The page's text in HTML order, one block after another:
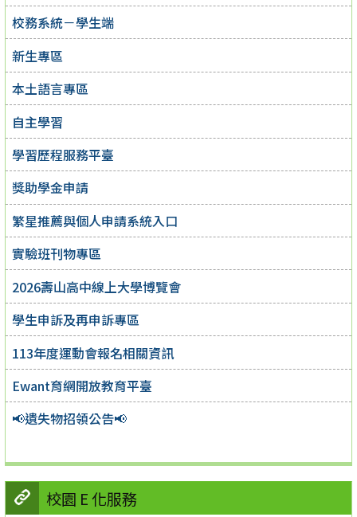
校務系統－學生端
新生專區
本土語言專區
自主學習
學習歷程服務平臺
獎助學金申請
繁星推薦與個人申請系統入口
實驗班刊物專區
2026壽山高中線上大學博覽會
學生申訴及再申訴專區
113年度運動會報名相關資訊
Ewant育網開放教育平臺
📢遺失物招領公告📢
校園 E 化服務